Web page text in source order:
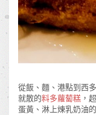
從飯、麵、港點到西多
就散的料多蘿蔔糕 ，
蛋黃、淋上煉乳奶油